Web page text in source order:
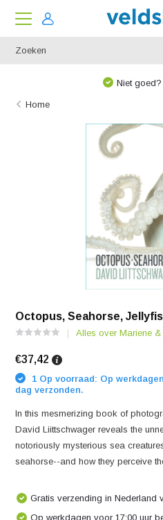
Niet
Home
Octopus, Seahorse,
Alles over Mariene
€37,42
1 Op voorraad: Op
dag verzonden.
In this mesmerizing book of
David Liittschwager reveals the
notoriously mysterious sea
seahorse--and how they perceive
Gratis verzending in Nederland
Op werkdagen voor 17:00 uur